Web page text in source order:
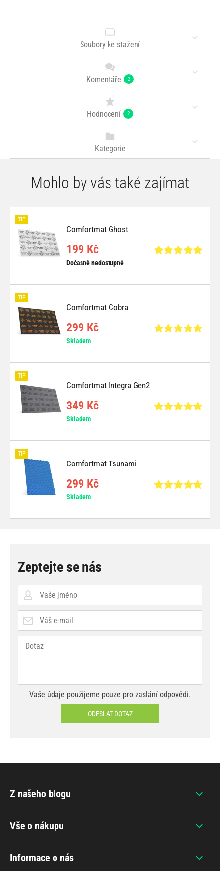
Soubory ke stažení
Komentáře 2
Hodnocení 2
Kategorie
Mohlo by vás také zajímat
Comfortmat Ghost
TIP
199 Kč
Dočasně nedostupné
Comfortmat Cobra
TIP
299 Kč
Skladem
Comfortmat Integra Gen2
TIP
349 Kč
Skladem
Comfortmat Tsunami
TIP
299 Kč
Skladem
Zeptejte se nás
Vaše údaje použijeme pouze pro zaslání odpovědi.
ODESLAT DOTAZ
Vše o nákupu
Informace o nás
Z našeho blogu